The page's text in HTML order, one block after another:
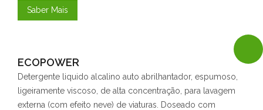
Saber Mais
ECOPOWER
Detergente liquido alcalino auto abrilhantador, espumoso,
ligeiramente viscoso, de alta concentração, para lavagem
externa (com efeito neve) de viaturas. Doseado com